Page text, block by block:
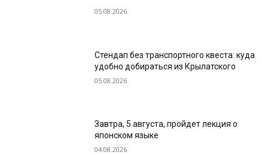
05.08.2026
Стендап без транспортного квеста: куда
удобно добираться из Крылатского
05.08.2026
Завтра, 5 августа, пройдет лекция о
японском языке
04.08.2026